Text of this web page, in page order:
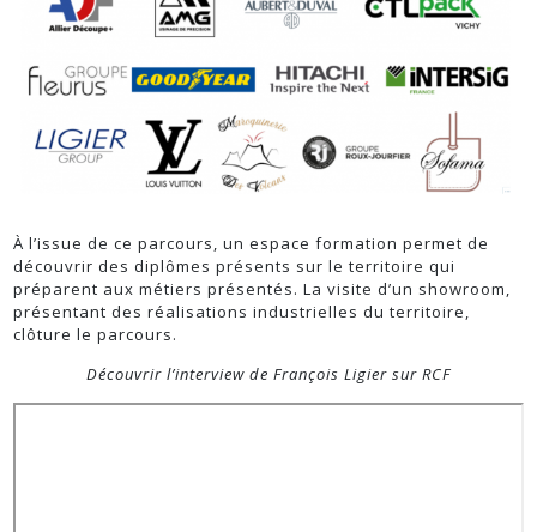
À l’issue de ce parcours, un espace formation permet de
découvrir des diplômes présents sur le territoire qui
préparent aux métiers présentés. La visite d’un showroom,
présentant des réalisations industrielles du territoire,
clôture le parcours.
Découvrir l’interview de François Ligier sur RCF